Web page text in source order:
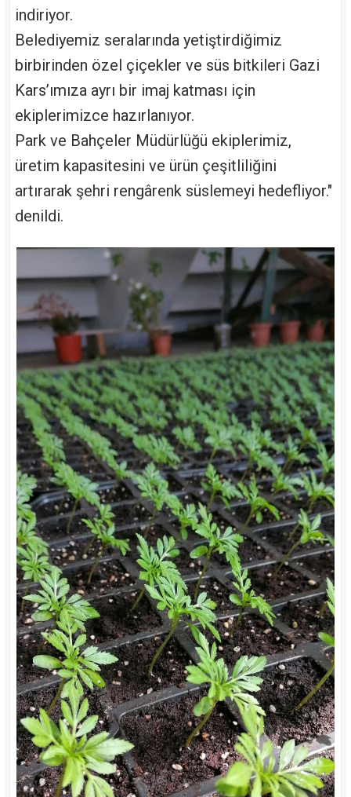
indiriyor.
Belediyemiz seralarında yetiştirdiğimiz
birbirinden özel çiçekler ve süs bitkileri Gazi
Kars’ımıza ayrı bir imaj katması için
ekiplerimizce hazırlanıyor.
Park ve Bahçeler Müdürlüğü ekiplerimiz,
üretim kapasitesini ve ürün çeşitliliğini
artırarak şehri rengârenk süslemeyi hedefliyor."
denildi.